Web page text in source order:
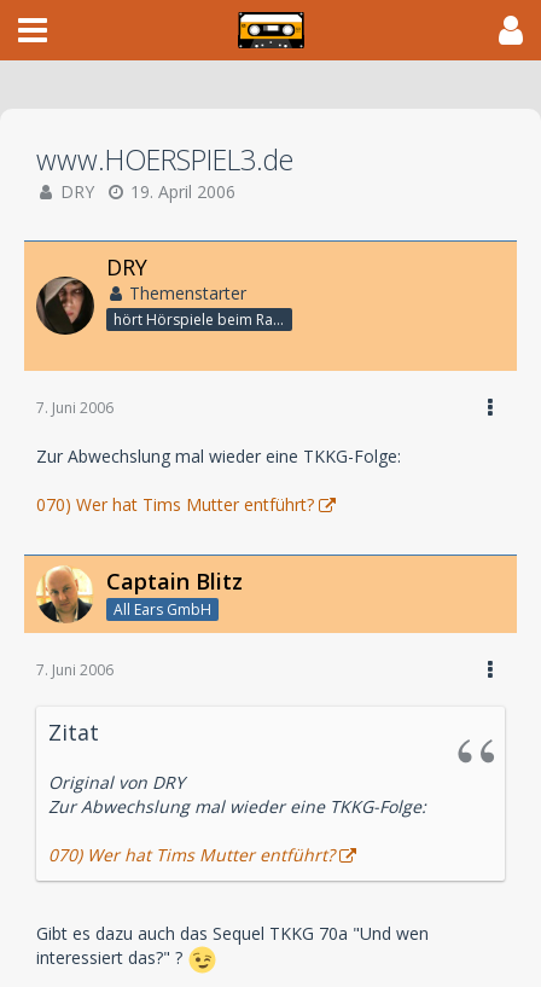
www.HOERSPIEL3.de
DRY 19. April 2006
DRY
Themenstarter
hört Hörspiele beim Rasenmähen
7. Juni 2006
Zur Abwechslung mal wieder eine TKKG-Folge:
070) Wer hat Tims Mutter entführt?
Captain Blitz
All Ears GmbH
7. Juni 2006
Zitat
Original von DRY
Zur Abwechslung mal wieder eine TKKG-Folge:
070) Wer hat Tims Mutter entführt?
Gibt es dazu auch das Sequel TKKG 70a "Und wen
interessiert das?" ?